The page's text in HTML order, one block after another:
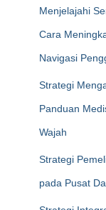
Menjelajahi
Cara
Navigasi
Strategi
Panduan
Wajah
Strategi
pada Pusat